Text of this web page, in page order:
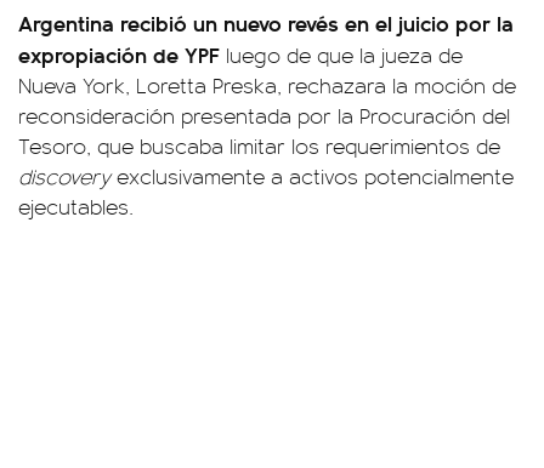
Argentina recibió un nuevo revés en el juicio por la
expropiación de YPF luego de que la jueza de
Nueva York, Loretta Preska, rechazara la moción de
reconsideración presentada por la Procuración del
Tesoro, que buscaba limitar los requerimientos de
discoveryexclusivamente a activos potencialmente
ejecutables.